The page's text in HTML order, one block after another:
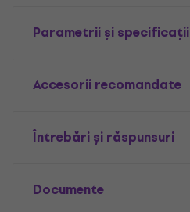
Parametrii și specificații
Accesorii recomandate
Întrebări și răspunsuri
Documente